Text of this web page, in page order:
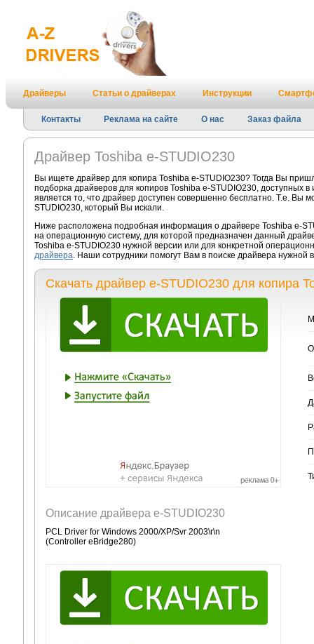
Драйверы Статьи о драйверах Инструкции
Контакты Реклама на сайте О нас Заказ файла
Драйвер Toshiba e-STUDIO230
Вы ищете драйвер для копира Toshiba e-STUDIO230? Тогда Вы
подборка драйверов для копиров Toshiba e-STUDIO230,
является то, что драйвер доступен совершенно бесплатно. Т.е. Вы
STUDIO230, который Вы искали.
Ниже расположена подробная информация о драйвере Toshiba e-
на операционную систему, для которой предназначен данный
Toshiba e-STUDIO230 нужной версии или для конкретной
драйвера. Наши сотрудники помогут Вам в поиске драйвера
Скачать драйвер e-STUDIO230 для копира
Описание драйвера e-STUDIO230
PCL Driver for Windows 2000/XP/Svr 2003\r\n
(Controller eBridge280)